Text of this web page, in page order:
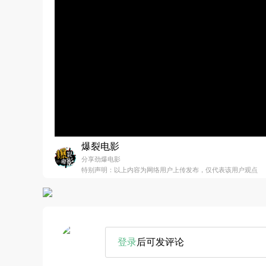
爆裂电影
分享劲爆电影
特别声明：以上内容为网络用户上传发布，仅代表该用户观点
登录后可发评论